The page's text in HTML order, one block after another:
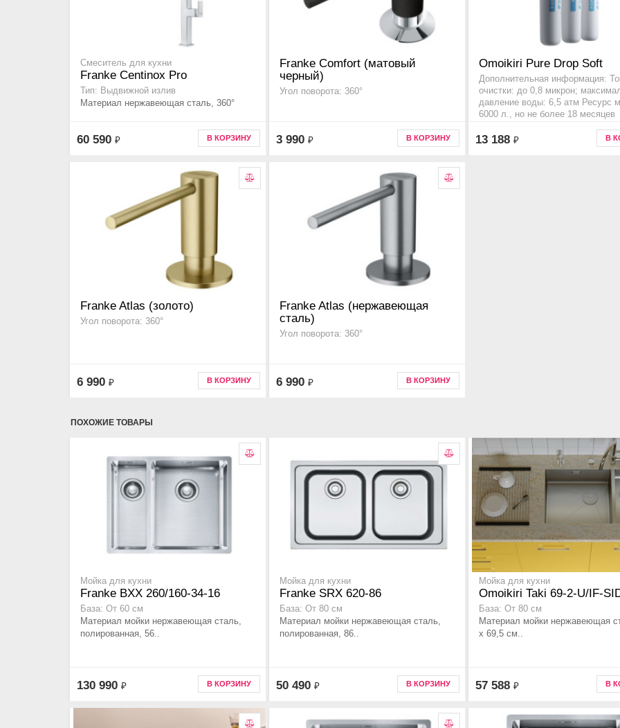
Смеситель для кухни
Franke Centinox Pro
Тип: Выдвижной излив
Материал нержавеющая сталь, 360°
60 590 ₽ В КОРЗИНУ
Franke Comfort (матовый
черный)
Угол поворота: 360°
3 990 ₽ В КОРЗИНУ
Omoikiri Pure Drop Soft
Дополнительная информация:
очистки: до 0,8 микрон;
давление воды: 6,5 атм Ресурс
6000 л., но не более 18 месяцев
13 188 ₽ В
Franke Atlas (золото)
Угол поворота: 360°
6 990 ₽ В КОРЗИНУ
Franke Atlas (нержавеющая
сталь)
Угол поворота: 360°
6 990 ₽ В КОРЗИНУ
ПОХОЖИЕ ТОВАРЫ
Мойка для кухни
Franke BXX 260/160-34-16
База: От 60 см
Материал мойки нержавеющая сталь,
полированная, 56..
130 990 ₽ В КОРЗИНУ
Мойка для кухни
Franke SRX 620-86
База: От 80 см
Материал мойки нержавеющая сталь,
полированная, 86..
50 490 ₽ В КОРЗИНУ
Мойка для кухни
Omoikiri Taki 69-2-U/IF-
База: От 80 см
Материал мойки нержавеющая
x 69,5 см..
57 588 ₽ В